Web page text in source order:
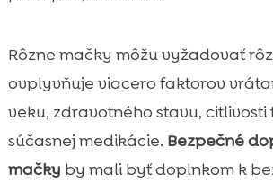
Rôzne mačky môžu vyžadovať
ovplyvňuje viacero faktorov
veku, zdravotného stavu,
súčasnej medikácie. Bezpečné
mačky by mali byť doplnkom k